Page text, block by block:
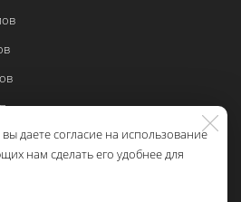
даете согласие на использование
нам сделать его удобнее для